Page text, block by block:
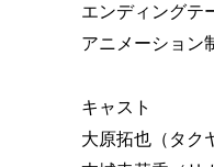
エンディングテ
アニメーション
キャスト
大原拓也（タク